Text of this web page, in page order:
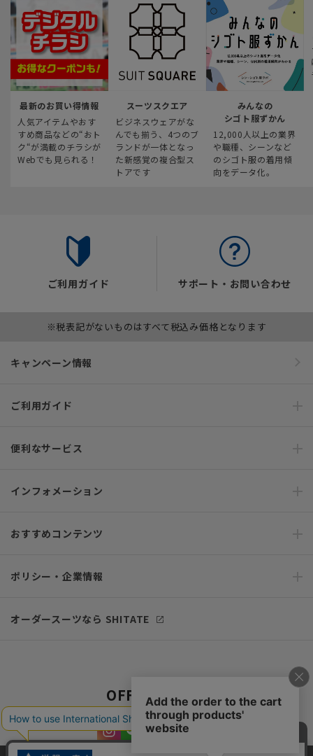
最新のお買い得情報
人気アイテムやおす
すめ商品などの“おト
ク“が満載のチラシが
Webでも見られる！
スーツスクエア
ビジネスウェアがな
んでも揃う、4つのブ
ランドが一体となっ
た新感覚の複合型ス
トアです
みんなの
シゴト服ずかん
12,000人以上の業界
や職種、シーンなど
のシゴト服の着用傾
向をデータ化。
ご利用ガイド サポート・お問い合わせ
※税表記がないものはすべて税込み価格となります
キャンペーン情報
ご利用ガイド
便利なサービス
インフォメーション
おすすめコンテンツ
ポリシー・企業情報
オーダースーツなら SHITATE
OFFICIAL SNS